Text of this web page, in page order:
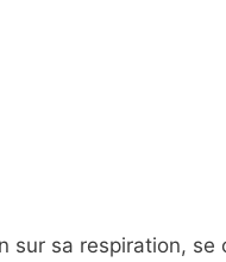
sur sa respiration, se